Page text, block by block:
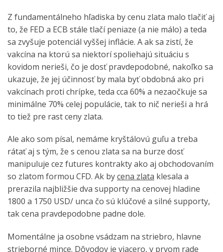
Z fundamentálneho hľadiska by cenu zlata malo tlačiť aj
to, že FED a ECB stále tlačí peniaze (a nie málo) a teda
sa zvyšuje potenciál vyššej inflácie. A ak sa zistí, že
vakcína na ktorú sa niektorí spoliehajú situáciu s
kovidom nerieši, čo je dosť pravdepodobné, nakoľko sa
ukazuje, že jej účinnosť by mala byť obdobná ako pri
vakcínach proti chrípke, teda cca 60% a nezaočkuje sa
minimálne 70% celej populácie, tak to nič nerieši a hrá
to tiež pre rast ceny zlata.
Ale ako som písal, nemáme kryštálovú guľu a treba
rátať aj s tým, že s cenou zlata sa na burze dosť
manipuluje cez futures kontrakty ako aj obchodovaním
so zlatom formou CFD. Ak bycena zlata klesala a
prerazila najbližšie dva supporty na cenovej hladine
1800 a 1750 USD/ unca čo sú klúčové a silné supporty,
tak cena pravdepodobne padne dole.
Momentálne ja osobne vsádzam na striebro, hlavne
strieborné mince. Dôvodov je viacero, v prvom rade